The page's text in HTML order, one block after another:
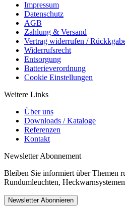
Impressum
Datenschutz
AGB
Zahlung & Versand
Vertrag widerrufen /
Widerrufsrecht
Entsorgung
Batterieverordnung
Cookie Einstellungen
Weitere Links
Über uns
Downloads / Kataloge
Referenzen
Kontakt
Newsletter Abonnement
Bleiben Sie informiert über Themen
Rundumleuchten,
Newsletter Abonnieren